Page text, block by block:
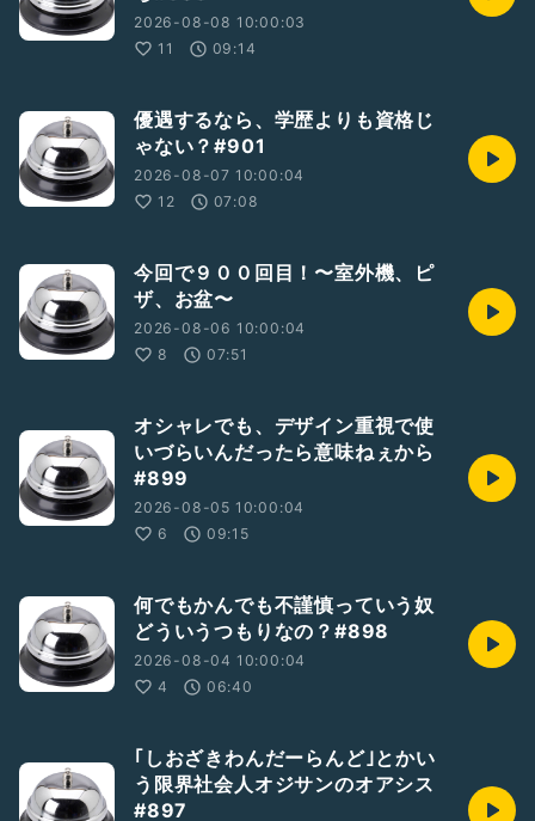
2026-08-08 10:00:03
11
09:14
優遇するなら、学歴よりも資格じ
ゃない？#901
2026-08-07 10:00:04
12
07:08
今回で９００回目！〜室外機、ピ
ザ、お盆〜
2026-08-06 10:00:04
8
07:51
オシャレでも、デザイン重視で使
いづらいんだったら意味ねぇから
#899
2026-08-05 10:00:04
6
09:15
何でもかんでも不謹慎っていう奴
どういうつもりなの？#898
2026-08-04 10:00:04
4
06:40
｢しおざきわんだーらんど｣とかい
う限界社会人オジサンのオアシス
#897